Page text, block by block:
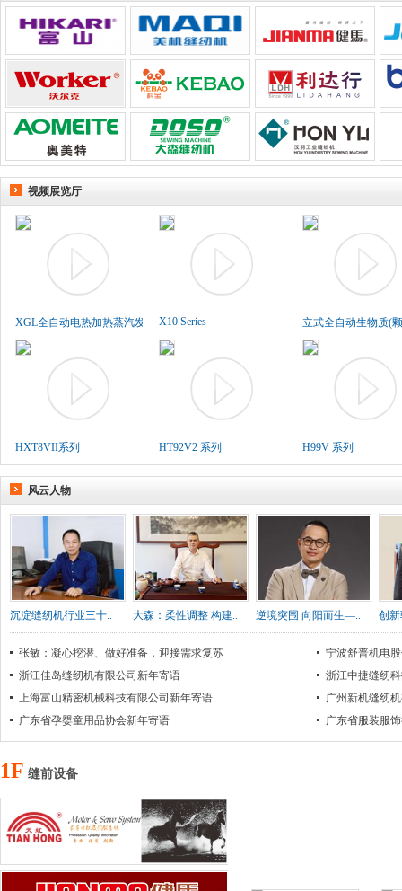
视频展览厅
XGL全自动电热加热蒸汽发生..X10 Series 立式全自动生物质(
HXT8VII系列 HT92V2 系列 H99V 系列
风云人物
沉淀缝纫机行业三十.. 大森：柔性调整 构建.. 逆境突围 向阳而生—.. 创
张敏：凝心挖潜、做好准备，迎接需求复苏
宁波舒普机电
浙江佳岛缝纫机有限公司新年寄语
浙江中捷缝纫
上海富山精密机械科技有限公司新年寄语
广州新机缝纫
广东省孕婴童用品协会新年寄语
广东省服装服
1F 缝前设备